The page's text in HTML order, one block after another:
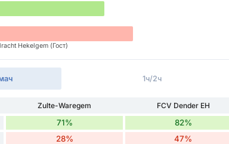
Hekelgem (Гост)
1ч/2ч
Zulte-Waregem
FCV Dender EH
71% 82%
28% 47%